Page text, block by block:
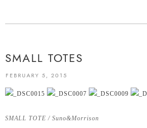
SMALL TOTES
FEBRUARY 5, 2015
SMALL TOTE / Suno&Morrison